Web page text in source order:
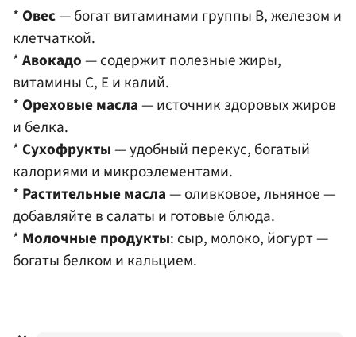
* Овес— богат витаминами группы B, железом и
клетчаткой.​
*Авокадо— содержит полезные жиры,
витамины C, E и калий.​
* Ореховые масла— источник здоровых жиров
и белка.​
* Сухофрукты— удобный перекус, богатый
калориями и микроэлементами.​
* Растительные масла— оливковое, льняное —
добавляйте в салаты и готовые блюда.
* Молочные продукты: сыр, молоко, йогурт —
богаты белком и кальцием. ​